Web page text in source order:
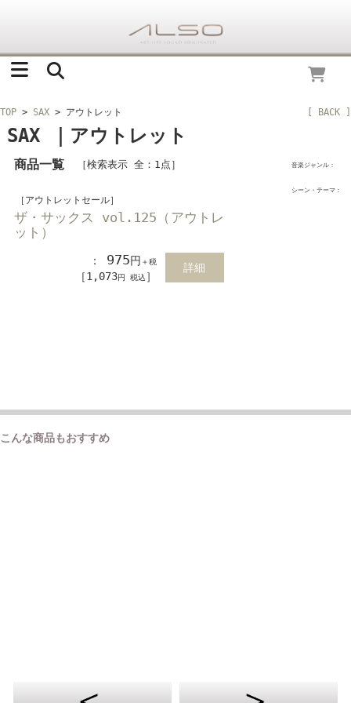
TOP > SAX > アウトレット [ BACK ]
SAX ｜アウトレット
音楽ジャンル：
シーン・テーマ：
商品一覧 ［検索表示 全：1点］
［アウトレットセール］
ザ・サックス vol.125（アウトレ
ット）
： 975円 ＋税
［1,073円 税込 ］
詳細
こんな商品もおすすめ